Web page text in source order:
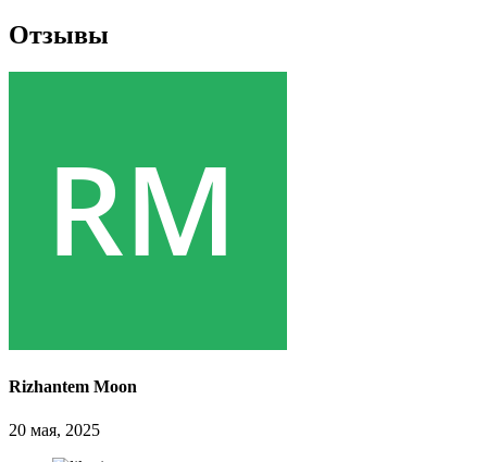
Отзывы
Rizhantem Moon
20 мая, 2025